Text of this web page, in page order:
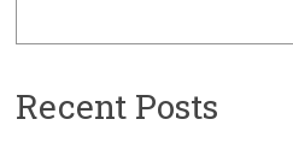
Recent Posts